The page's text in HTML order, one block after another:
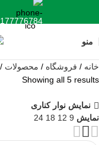
منو
خانه فروشگاه محصولات
Showing all 5 results
نمایش نوار کناری
نمایش 9
12
18
24